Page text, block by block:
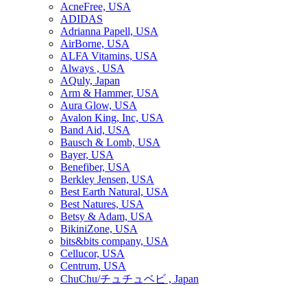
AcneFree, USA
ADIDAS
Adrianna Papell, USA
AirBorne, USA
ALFA Vitamins, USA
Always , USA
AQuly, Japan
Arm & Hammer, USA
Aura Glow, USA
Avalon King, Inc, USA
Band Aid, USA
Bausch & Lomb, USA
Bayer, USA
Benefiber, USA
Berkley Jensen, USA
Best Earth Natural, USA
Best Natures, USA
Betsy & Adam, USA
BikiniZone, USA
bits&bits company, USA
Cellucor, USA
Centrum, USA
ChuChu/チュチュベビ , Japan